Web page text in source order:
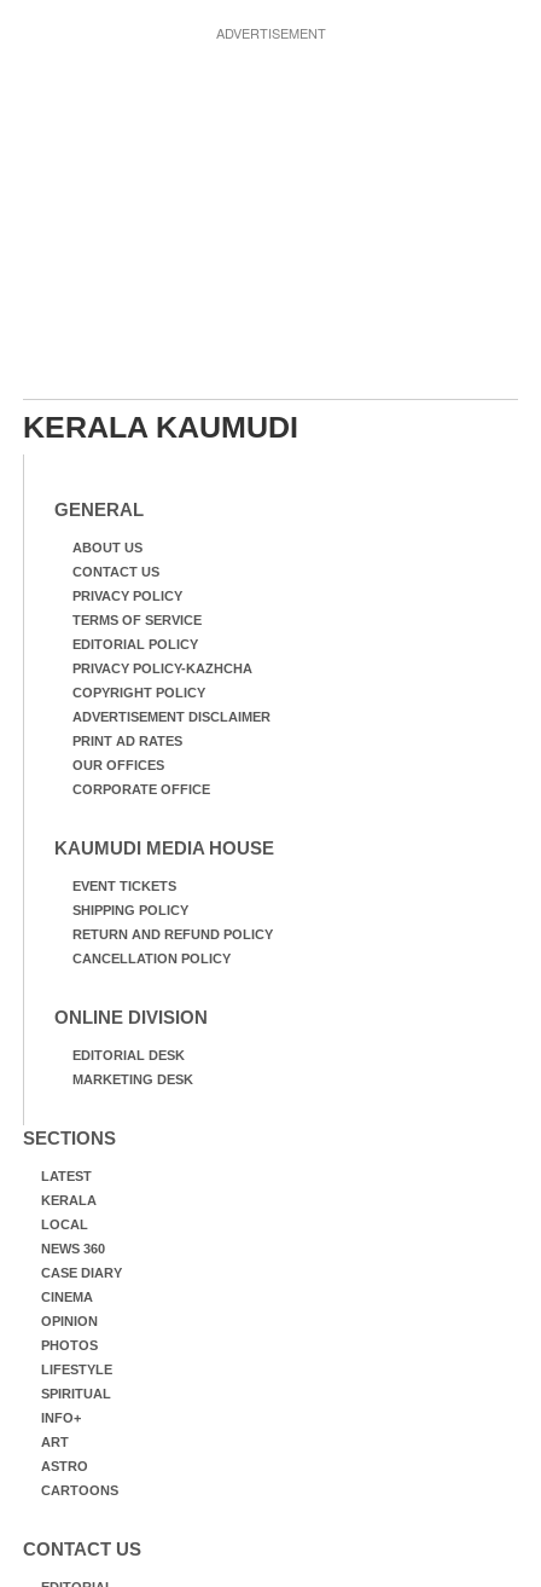
ADVERTISEMENT
KERALA KAUMUDI
GENERAL
ABOUT US
CONTACT US
PRIVACY POLICY
TERMS OF SERVICE
EDITORIAL POLICY
PRIVACY POLICY-KAZHCHA
COPYRIGHT POLICY
ADVERTISEMENT DISCLAIMER
PRINT AD RATES
OUR OFFICES
CORPORATE OFFICE
KAUMUDI MEDIA HOUSE
EVENT TICKETS
SHIPPING POLICY
RETURN AND REFUND POLICY
CANCELLATION POLICY
ONLINE DIVISION
EDITORIAL DESK
MARKETING DESK
SECTIONS
LATEST
KERALA
LOCAL
NEWS 360
CASE DIARY
CINEMA
OPINION
PHOTOS
LIFESTYLE
SPIRITUAL
INFO+
ART
ASTRO
CARTOONS
CONTACT US